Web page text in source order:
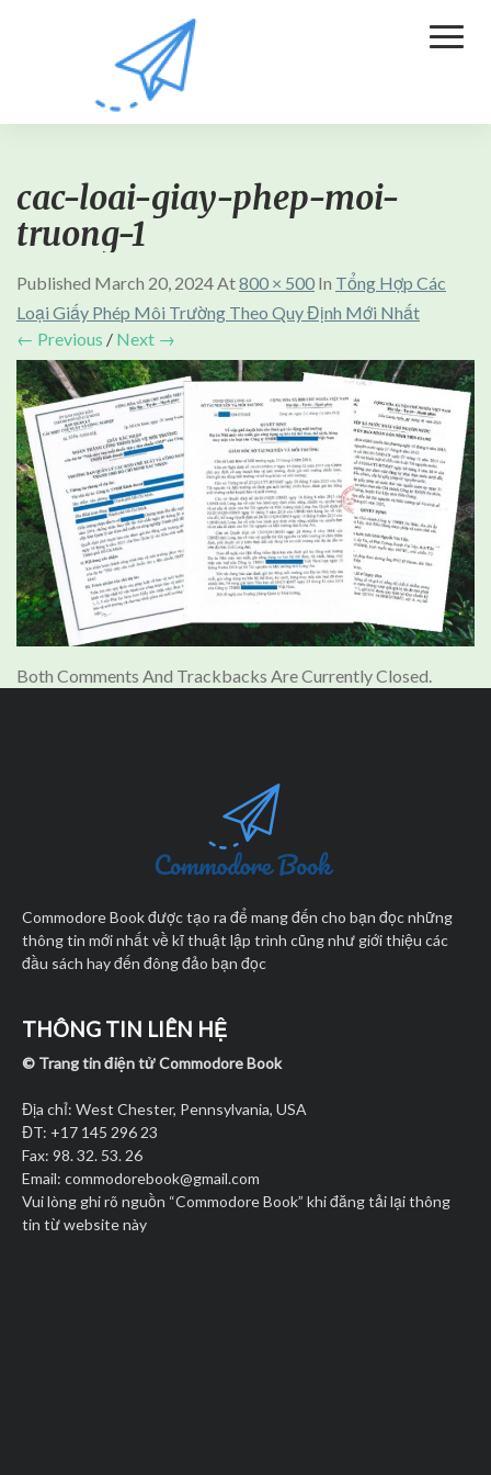
cac-loai-giay-phep-moi-
truong-1
Published March 20, 2024At800 × 500 In Tổng Hợp Các
Loại Giấy Phép Môi Trường Theo Quy Định Mới Nhất
← Previous / Next →
Both Comments And Trackbacks Are Currently Closed.
Commodore Book được tạo ra để mang đến cho bạn đọc những
thông tin mới nhất về kĩ thuật lập trình cũng như giới thiệu các
đầu sách hay đến đông đảo bạn đọc
THÔNG TIN LIÊN HỆ
© Trang tin điện tử Commodore Book
Địa chỉ: West Chester, Pennsylvania, USA
ĐT: +17 145 296 23
Fax: 98. 32. 53. 26
Email: commodorebook@gmail.com
Vui lòng ghi rõ nguồn “Commodore Book” khi đăng tải lại thông
tin từ website này